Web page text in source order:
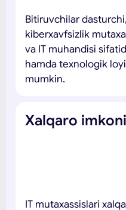
Bitiruvchilar
kiberxavfsizlik
va IT muhandisi
hamda texnologik
mumkin.
Xalqaro
IT mutaxassislari